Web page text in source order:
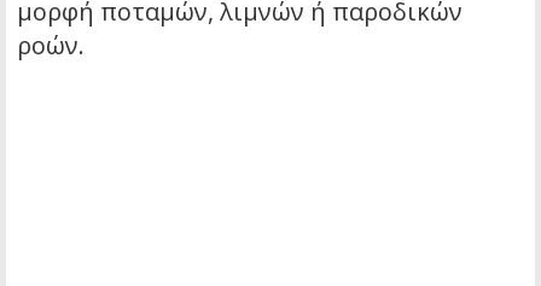
μορφή ποταμών, λιμνών ή παροδικών
ροών.